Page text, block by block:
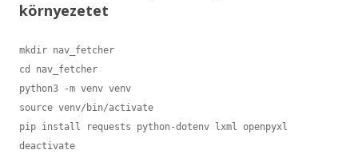
környezetet
mkdir nav_fetcher
cd nav_fetcher
python3 -m venv venv
source venv/bin/activate
pip install requests python-dotenv lxml openpyxl
deactivate